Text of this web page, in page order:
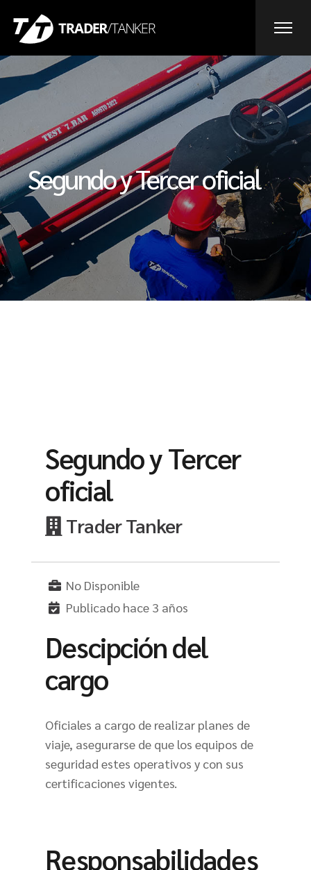
Segundo y Tercer oficial
Segundo y Tercer
oficial
Trader Tanker
No Disponible
Publicado hace 3 años
Descipción del
cargo
Oficiales a cargo de realizar planes de
viaje, asegurarse de que los equipos de
seguridad estes operativos y con sus
certificaciones vigentes.
Responsabilidades